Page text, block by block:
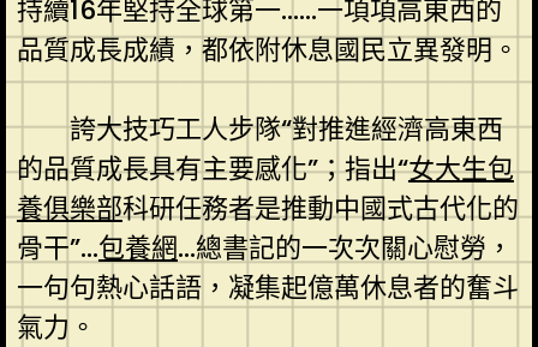
持續16年堅持全球第一……一項項高東西的
品質成長成績，都依附休息國民立異發明。
誇大技巧工人步隊“對推進經濟高東西
的品質成長具有主要感化”；指出“女大生包
養俱樂部科研任務者是推動中國式古代化的
骨干”…包養網…總書記的一次次關心慰勞，
一句句熱心話語，凝集起億萬休息者的奮斗
氣力。